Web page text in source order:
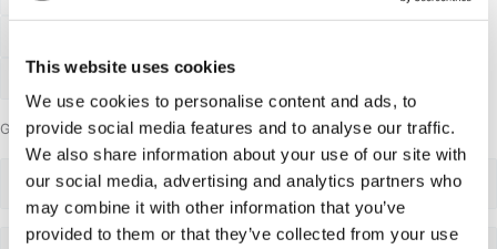
This website uses cookies
We use cookies to personalise content and ads, to
provide social media features and to analyse our traffic.
We also share information about your use of our site with
our social media, advertising and analytics partners who
may combine it with other information that you’ve
provided to them or that they’ve collected from your use
Gruppestørrelse
Voksne